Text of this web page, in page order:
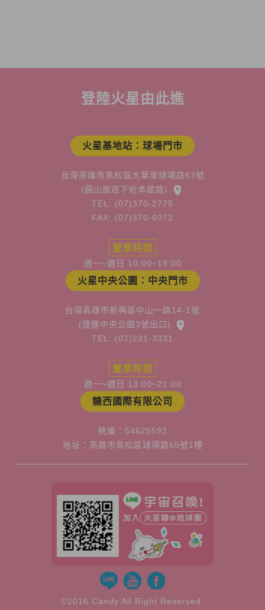
登陸火星由此進
火星基地站：球場門市
台灣高雄市鳥松區大華里球場路63號
(圓山飯店下近本館路)
TEL: (07)370-2775
FAX: (07)370-6072
營業時間
週一~週日 10:00~19:00
火星中央公園：中央門市
台灣高雄市新興區中山一路14-1號
(捷運中央公園3號出口)
TEL: (07)231-3331
營業時間
週一~週日 13:00~21:00
糖西國際有限公司
統編：54625592
地址：高雄市鳥松區球場路65號1樓
©2016 Candy All Right Reserved.